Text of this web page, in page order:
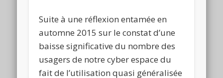
Suite à une réflexion entamée en
automne 2015 sur le constat d’une
baisse significative du nombre des
usagers de notre cyber espace du
fait de l’utilisation quasi généralisée